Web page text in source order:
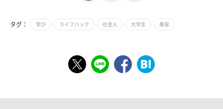
タグ： 学び ライフハック 社会人 大学生 美容